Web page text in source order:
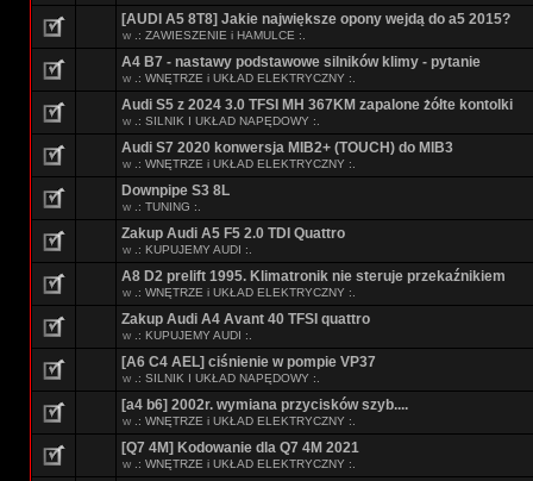
[AUDI A5 8T8] Jakie największe opony wejdą do a5 2015?
w .: ZAWIESZENIE i HAMULCE :.
A4 B7 - nastawy podstawowe silników klimy - pytanie
w .: WNĘTRZE i UKŁAD ELEKTRYCZNY :.
Audi S5 z 2024 3.0 TFSI MH 367KM zapalone żółte kontolki
w .: SILNIK I UKŁAD NAPĘDOWY :.
Audi S7 2020 konwersja MIB2+ (TOUCH) do MIB3
w .: WNĘTRZE i UKŁAD ELEKTRYCZNY :.
Downpipe S3 8L
w .: TUNING :.
Zakup Audi A5 F5 2.0 TDI Quattro
w .: KUPUJEMY AUDI :.
A8 D2 prelift 1995. Klimatronik nie steruje przekaźnikiem
w .: WNĘTRZE i UKŁAD ELEKTRYCZNY :.
Zakup Audi A4 Avant 40 TFSI quattro
w .: KUPUJEMY AUDI :.
[A6 C4 AEL] ciśnienie w pompie VP37
w .: SILNIK I UKŁAD NAPĘDOWY :.
[a4 b6] 2002r. wymiana przycisków szyb....
w .: WNĘTRZE i UKŁAD ELEKTRYCZNY :.
[Q7 4M] Kodowanie dla Q7 4M 2021
w .: WNĘTRZE i UKŁAD ELEKTRYCZNY :.